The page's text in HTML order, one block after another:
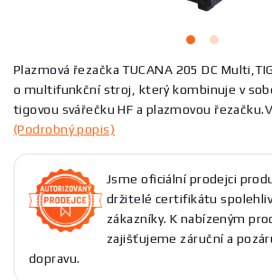
Plazmová řezačka TUCANA 205 DC
o multifunkční stroj, který kombinuje v
tigovou svářečku HF a plazmovou
(Podrobný popis)
Jsme oficiální prodejci
držitelé certifikátu
zákazníky. K nabízeným
zajišťujeme záruční a
dopravu.